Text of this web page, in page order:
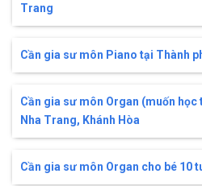
Trang
Cần gia sư môn Piano tại Thành
Cần gia sư môn Organ (muốn
Nha Trang, Khánh Hòa
Cần gia sư môn Organ cho bé 10